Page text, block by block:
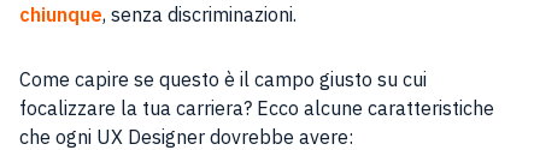
chiunque, senza discriminazioni.
Come capire se questo è il campo giusto su cui
focalizzare la tua carriera? Ecco alcune caratteristiche
che ogni UX Designer dovrebbe avere: